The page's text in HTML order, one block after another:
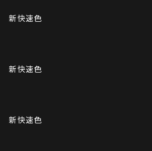
新快速色
新快速色
新快速色